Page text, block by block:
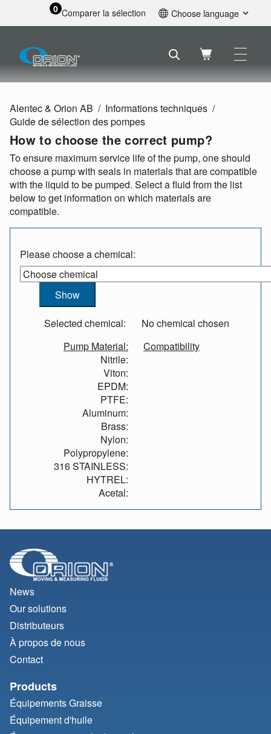
0 Comparer la sélection Choose language
Svenska
Nederlands
Deutsch
Alentec & Orion AB
Informations techniques
Guide de sélection des pompes
How to choose the correct pump?
To ensure maximum service life of the pump, one should
choose a pump with seals in materials that are compatible
with the liquid to be pumped. Select a fluid from the list
below to get information on which materials are
compatible.
Please choose a chemical:
Selected chemical:
No chemical chosen
Pump Material:
Compatibility
Nitrile:
Viton:
EPDM:
PTFE:
Aluminum:
Brass:
Nylon:
Polypropylene:
316 STAINLESS:
HYTREL:
Acetal:
News
Our solutions
Distributeurs
À propos de nous
Contact
Products
Équipements Graisse
Équipement d'huile